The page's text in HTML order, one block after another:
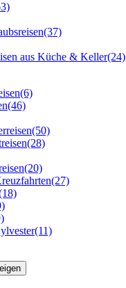
(37)
aus Küche & Keller(24)
(6)
(46)
(50)
(28)
(20)
(27)
(11)